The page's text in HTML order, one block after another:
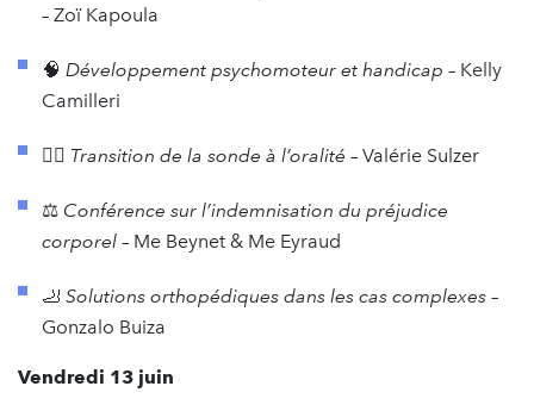
– Zoï Kapoula
🧠 Développement psychomoteur et handicap – Kelly
Camilleri
🧍‍♀️ Transition de la sonde à l’oralité – Valérie Sulzer
⚖️ Conférence sur l’indemnisation du préjudice
corporel – Me Beynet & Me Eyraud
🦶 Solutions orthopédiques dans les cas complexes –
Gonzalo Buiza
Vendredi 13 juin